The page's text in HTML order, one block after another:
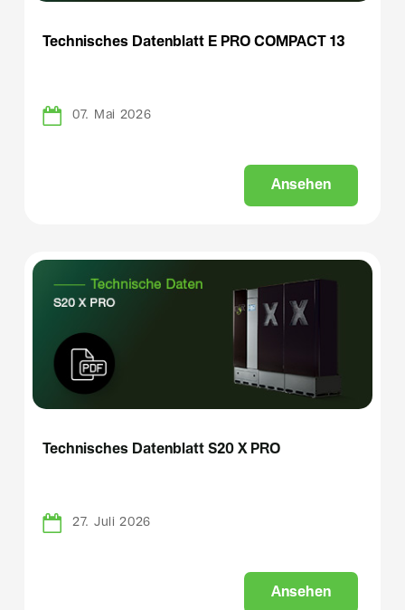
Technisches Datenblatt E PRO COMPACT 13
07. Mai 2026
Ansehen
Technisches Datenblatt S20 X PRO
27. Juli 2026
Ansehen